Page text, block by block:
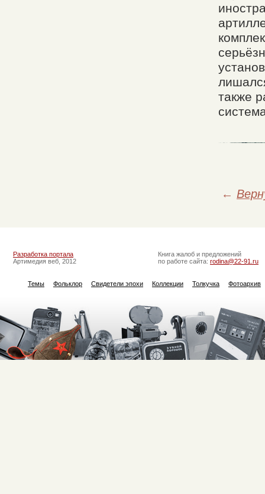
также
←
Разработка портала
Артимедия веб, 2012
Книга жалоб и предложений
по работе сайта: rodina@22-91.ru
Темы Фольклор Свидетели эпохи Коллекции Толкучка Фотоархив